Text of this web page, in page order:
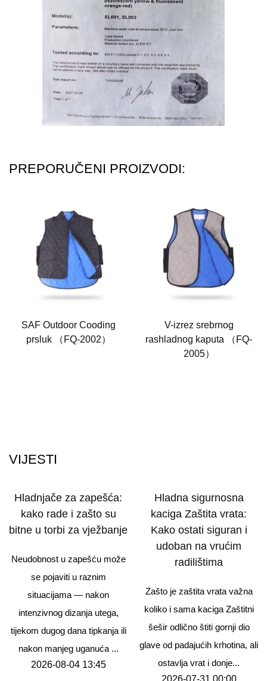
PREPORUČENI PROIZVODI:
SAF Outdoor Cooding
prsluk （FQ-2002）
V-izrez srebrnog
rashladnog kaputa （FQ-
2005）
VIJESTI
Hladnjače za zapešća:
kako rade i zašto su
bitne u torbi za vježbanje
Neudobnost u zapešću može
se pojaviti u raznim
situacijama — nakon
intenzivnog dizanja utega,
tijekom dugog dana tipkanja ili
nakon manjeg uganuća ...
2026-08-04 13:45
Hladna sigurnosna
kaciga Zaštita vrata:
Kako ostati siguran i
udoban na vrućim
radilištima
Zašto je zaštita vrata važna
koliko i sama kaciga Zaštitni
šešir odlično štiti gornji dio
glave od padajućih krhotina, ali
ostavlja vrat i donje...
2026-07-31 00:00